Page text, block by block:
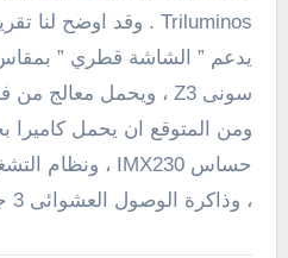
Triluminos
يدعم ” الشاشة قطري
سونى Z3
ومن المتوقع ان يحمل كاميرا بحجم 21 ميجا
حساس IMX230
، وذاكرة الوصول العشوائى 3 جيجا بايت رام .